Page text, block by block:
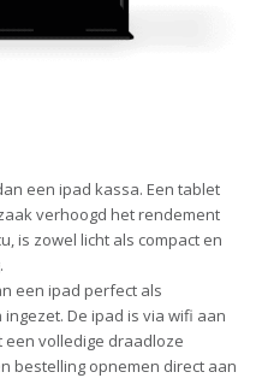
een ipad kassa. Een tablet
verhoogd het rendement
is zowel licht als compact en
een ipad perfect als
De ipad is via wifi aan
volledige draadloze
bestelling opnemen direct aan